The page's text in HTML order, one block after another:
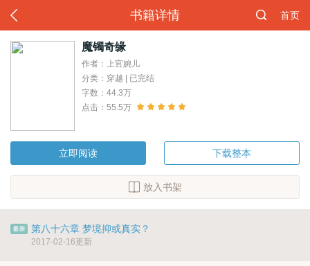
书籍详情 首页
魔镯奇缘
作者：上官婉儿
分类：穿越 | 已完结
字数：44.3万
点击：55.5万
立即阅读 下载整本
放入书架
第八十六章 梦境抑或真实？
2017-02-16更新